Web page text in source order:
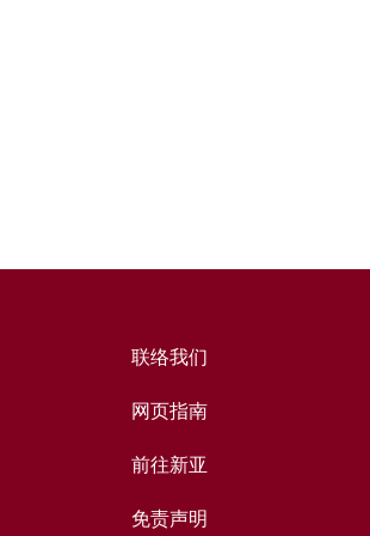
联络我们
网页指南
前往新亚
免责声明